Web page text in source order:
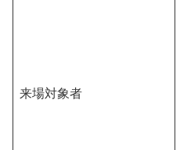
来場対象者